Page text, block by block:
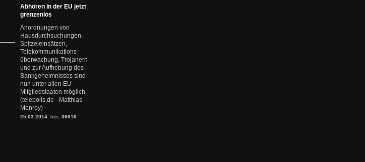
Abhören in der EU jetzt
grenzenlos
Anordnungen von
Hausdurchsuchungen,
Spitzeleinsätzen,
Telekommunikations-
überwachung, Trojanern
und zur Aufhebung des
Bankgeheimnisses sind
nun unter allen EU-
Mitgliedstaaten möglich.
(telepolis.de - Matthias
Monroy)
25.03.2014 hits: 36616